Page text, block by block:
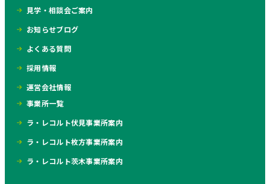
見学・相談会ご案内
お知らせブログ
よくある質問
採用情報
運営会社情報
事業所一覧
ラ・レコルト伏見事業所案内
ラ・レコルト枚方事業所案内
ラ・レコルト茨木事業所案内